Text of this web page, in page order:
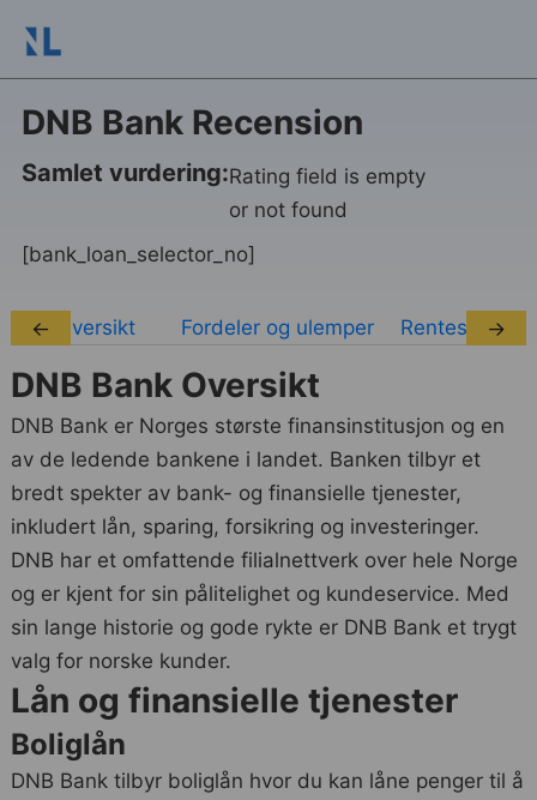
DNB Bank Recension
Samlet vurdering:Rating field is empty
or not found
[bank_loan_selector_no]
Oversikt Fordeler og ulemper Rentesatser
← →
DNB Bank Oversikt
DNB Bank er Norges største finansinstitusjon og en
av de ledende bankene i landet. Banken tilbyr et
bredt spekter av bank- og finansielle tjenester,
inkludert lån, sparing, forsikring og investeringer.
DNB har et omfattende filialnettverk over hele Norge
og er kjent for sin pålitelighet og kundeservice. Med
sin lange historie og gode rykte er DNB Bank et trygt
valg for norske kunder.
Lån og finansielle tjenester
Boliglån
DNB Bank tilbyr boliglån hvor du kan låne penger til å